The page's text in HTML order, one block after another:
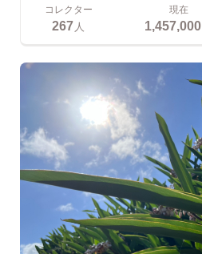
コレクター
267人
現在
1,457,000